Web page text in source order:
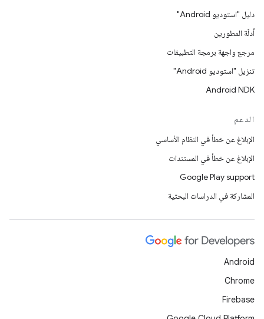
دليل "استوديو Android"
أدلّة المطورين
مرجع واجهة برمجة التطبيقات
تنزيل "استوديو Android"
Android NDK
الدعم
الإبلاغ عن خطأ في النظام الأساسي
الإبلاغ عن خطأ في المستندات
Google Play support
المشاركة في الدراسات البحثية
Android
Chrome
Firebase